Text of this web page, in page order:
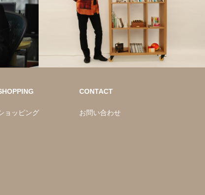
ョッピング
CONTACT
お問い合わせ